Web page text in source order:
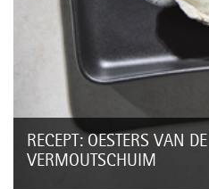
RECEPT: OESTERS VAN
VERMOUTSCHUIM